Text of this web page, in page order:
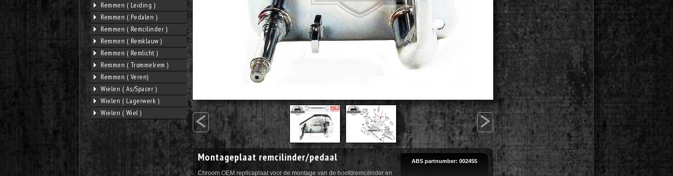
Remmen ( Leiding )
Remmen ( Pedalen )
Remmen ( Remcilinder )
Remmen ( Remklauw )
Remmen ( Remlicht )
Remmen ( Trommelrem )
Remmen ( Veren)
Wielen ( As/Spacer )
Wielen ( Lagerwerk )
Wielen ( Wiel )
< >
Montageplaat remcilinder/pedaal
Chroom OEM replicaplaat voor de montage van de hoofdremcilinder en
ABS partnumber: 002455